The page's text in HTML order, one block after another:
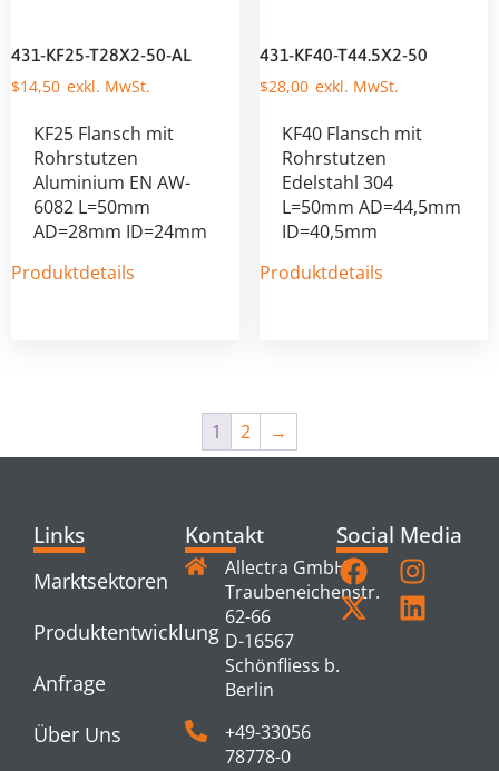
431-KF25-T28X2-50-AL
$14,50
KF25 Flansch mit
Rohrstutzen
Aluminium EN AW-
6082 L=50mm
AD=28mm ID=24mm
Produktdetails
431-KF40-T44.5X2-50
$28,00
KF40 Flansch mit
Rohrstutzen
Edelstahl 304
L=50mm AD=44,5mm
ID=40,5mm
Produktdetails
1 2 →
Links
Marktsektoren
Produktentwicklung
Anfrage
Über Uns
Kontakt
Allectra GmbH
Traubeneichenstr.
62-66
D-16567
Schönfliess b.
Berlin
+49-33056
78778-0
Social Media